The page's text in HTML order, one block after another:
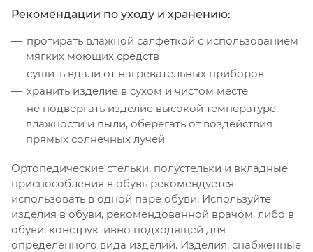
Рекомендации по уходу и хранению:
протирать влажной салфеткой с использованием
мягких моющих средств
сушить вдали от нагревательных приборов
хранить изделие в сухом и чистом месте
не подвергать изделие высокой температуре,
влажности и пыли, оберегать от воздействия
прямых солнечных лучей
Ортопедические стельки, полустельки и вкладные
приспособления в обувь рекомендуется
использовать в одной паре обуви. Используйте
изделия в обуви, рекомендованной врачом, либо в
обуви, конструктивно подходящей для
определенного вида изделий. Изделия, снабженные